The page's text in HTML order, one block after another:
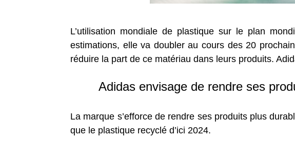
L’utilisation mondiale de plastique sur le plan
estimations, elle va doubler au cours des 20
réduire la part de ce matériau dans leurs produits.
Adidas envisage de rendre ses
La marque s’efforce de rendre ses produits plus
que le plastique recyclé d’ici 2024.